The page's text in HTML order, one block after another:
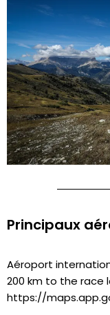
Principaux
Aéroport
200 km to the race
https://